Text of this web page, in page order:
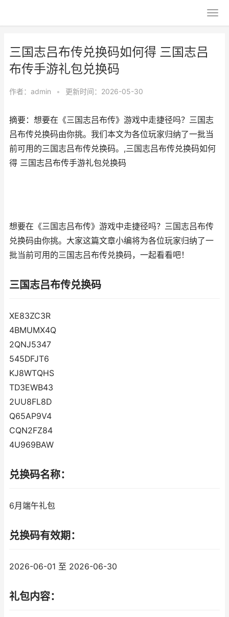
三国志吕布传兑换码如何得 三国志吕
布传手游礼包兑换码
作者： admin • 更新时间：2026-05-30
摘要：想要在《三国志吕布传》游戏中走捷径吗？三国志
吕布传兑换码由你挑。我们本文为各位玩家归纳了一批当
前可用的三国志吕布传兑换码。,三国志吕布传兑换码如何
得 三国志吕布传手游礼包兑换码
想要在《三国志吕布传》游戏中走捷径吗？三国志吕布传
兑换码由你挑。大家这篇文章小编将为各位玩家归纳了一
批当前可用的三国志吕布传兑换码，一起看看吧！
三国志吕布传兑换码
XE83ZC3R
4BMUMX4Q
2QNJ5347
545DFJT6
KJ8WTQHS
TD3EWB43
2UU8FL8D
Q65AP9V4
CQN2FZ84
4U969BAW
兑换码名称：
6月端午礼包
兑换码有效期：
2026-06-01 至 2026-06-30
礼包内容：